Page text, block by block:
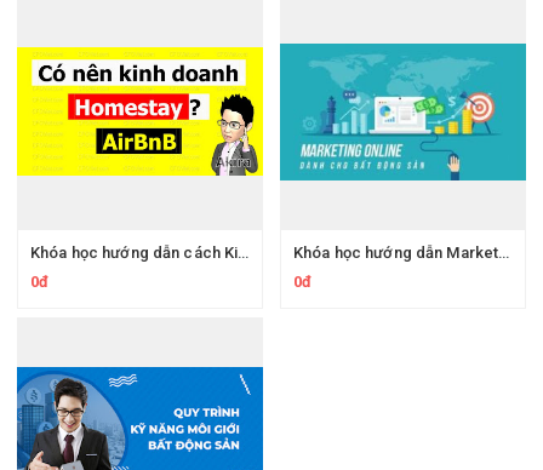
Khóa học hướng dẫn cách Kinh doanh AirBnB - Homestay hiệu quả
0đ
Khóa học hướng dẫn Marketing Online dành cho bất động sản hiệu quả nhất
0đ